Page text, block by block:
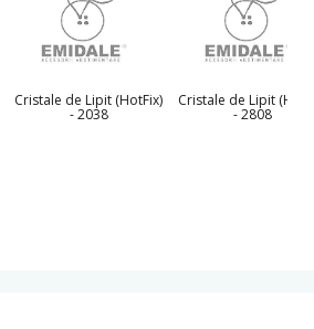
Cristale de Lipit (HotFix)
- 2038
Cristale de Lipit
- 2808